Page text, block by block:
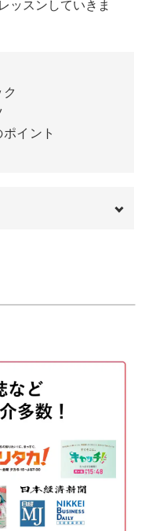
チャレンジして、充
ッスンしていきま
イント
17:37